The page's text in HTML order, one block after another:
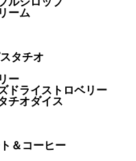
ーム
タチオ
ー
ドライストロベリー
チオダイス
＆コーヒー